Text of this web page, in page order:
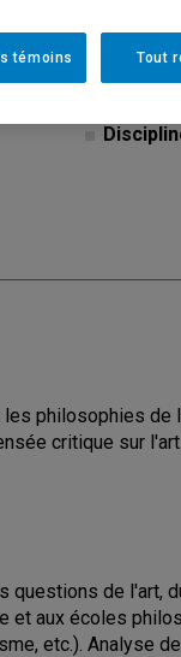
philosophies de
critique sur
de l'art,
et aux écoles
etc.). Analyse
Tout
témoins